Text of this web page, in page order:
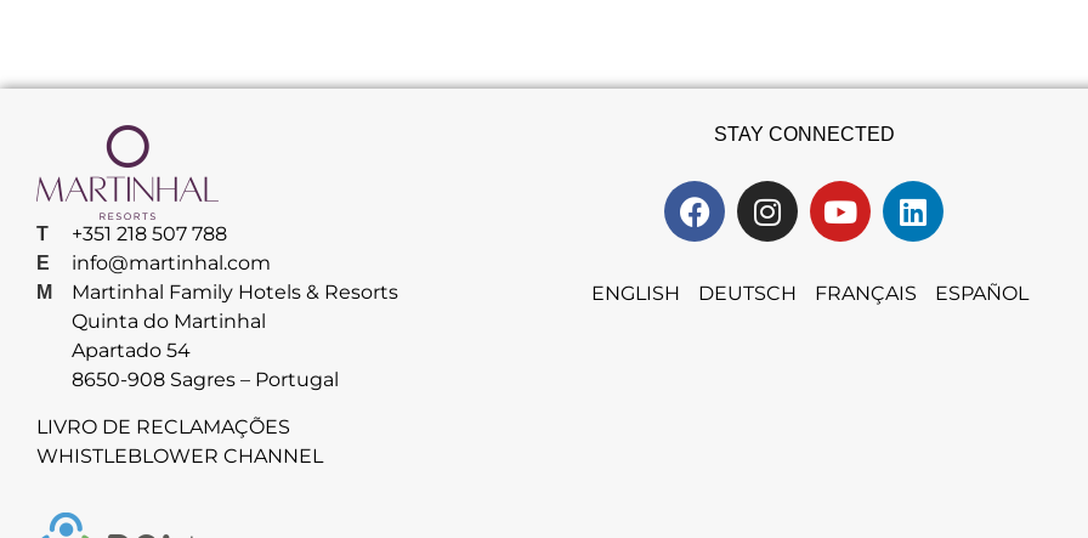
T
E
M
+351 218 507 788
info@martinhal.com
Martinhal Family Hotels & Resorts
Quinta do Martinhal
Apartado 54
8650-908 Sagres – Portugal
LIVRO DE RECLAMAÇÕES
WHISTLEBLOWER CHANNEL
STAY CONNECTED
ENGLISH DEUTSCH FRANÇAIS ESPAÑOL